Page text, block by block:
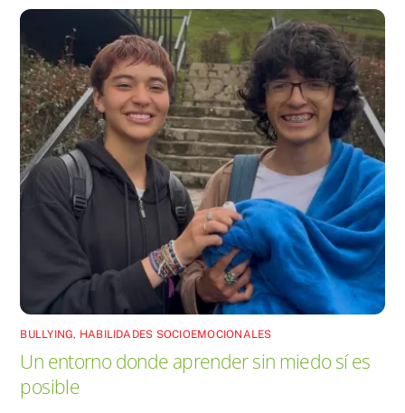
BULLYING, HABILIDADES SOCIOEMOCIONALES
Un entorno donde aprender sin miedo sí es
posible